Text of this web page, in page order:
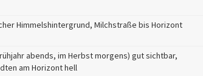
Himmelshintergrund, Milchstraße bis Horizont
abends, im Herbst morgens) gut sichtbar,
am Horizont hell